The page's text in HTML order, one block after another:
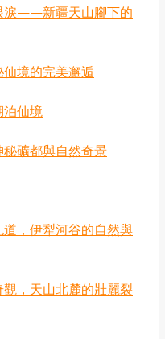
淚——新疆天山腳下的
境的完美邂逅
泊仙境
礦都與自然奇景
，伊犁河谷的自然與
，天山北麓的壯麗裂